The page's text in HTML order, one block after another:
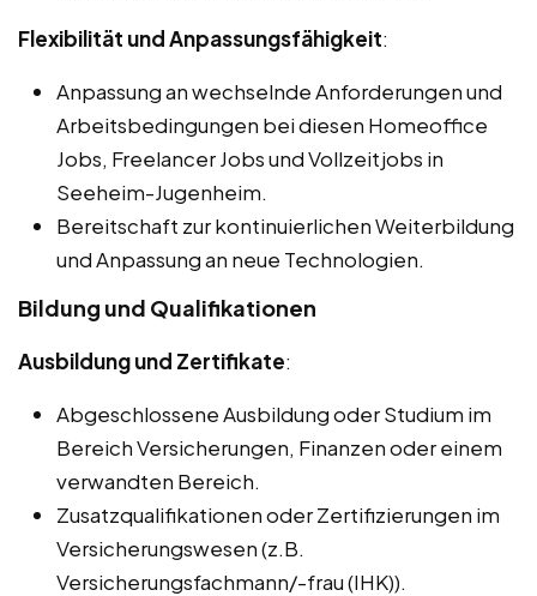
Flexibilität und Anpassungsfähigkeit:
Anpassung an wechselnde Anforderungen und
Arbeitsbedingungen bei diesen Homeoffice
Jobs, Freelancer Jobs und Vollzeitjobs in
Seeheim-Jugenheim.
Bereitschaft zur kontinuierlichen Weiterbildung
und Anpassung an neue Technologien.
Bildung und Qualifikationen
Ausbildung und Zertifikate:
Abgeschlossene Ausbildung oder Studium im
Bereich Versicherungen, Finanzen oder einem
verwandten Bereich.
Zusatzqualifikationen oder Zertifizierungen im
Versicherungswesen (z.B.
Versicherungsfachmann/-frau (IHK)).